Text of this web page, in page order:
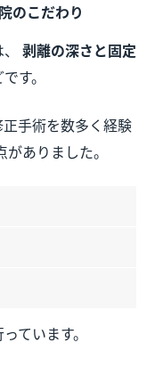
のこだわり
剥離の深さと固定
す。
手術を数多く経験
ありました。
ています。